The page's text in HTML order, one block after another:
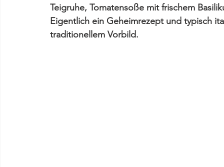
Teigruhe, Tomatensoße mit frischem
Eigentlich ein Geheimrezept und typisch
traditionellem Vorbild.